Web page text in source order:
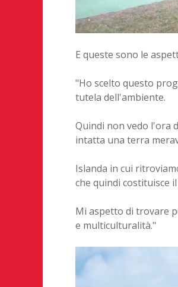
E queste sono le
"Ho scelto questo
tutela dell'ambiente.
Quindi non vedo l'ora
intatta una terra
Islanda in cui
che quindi costituisce
Mi aspetto di trovare
e multiculturalità."